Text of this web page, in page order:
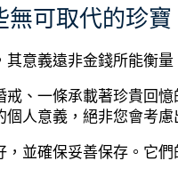
無可取代的珍寶
其意義遠非金錢所能衡量
戒、一條承載著珍貴回
個人意義，絕非您會考慮
，並確保妥善保存。它